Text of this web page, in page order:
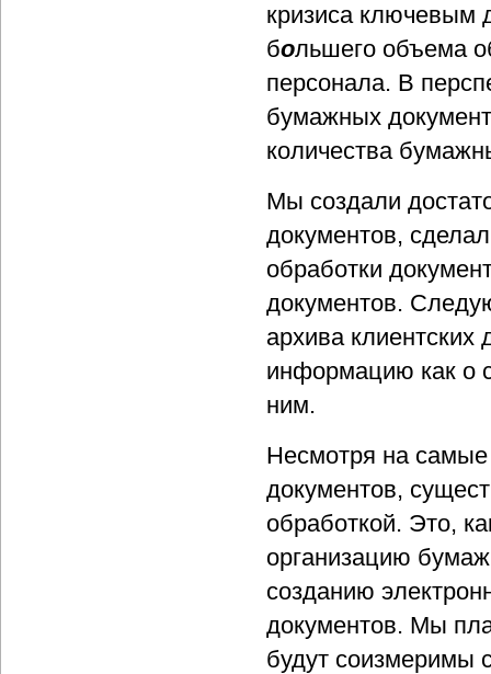
кризиса ключевым
большего объема
персонала. В
бумажных
количества
Мы создали
документов,
обработки
документов.
архива клиентских
информацию как о
ним.
Несмотря на
документов,
обработкой. Это,
организацию
созданию
документов. Мы
будут соизмеримы